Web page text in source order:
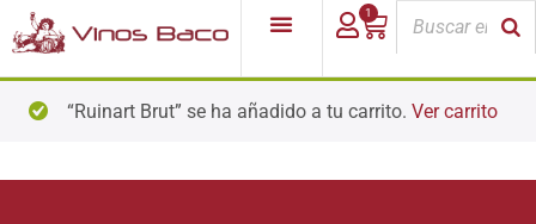
1
“Ruinart Brut” se ha añadido a tu carrito. Ver carrito